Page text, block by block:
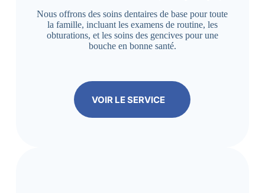
Nous offrons des soins dentaires de base pour toute
la famille, incluant les examens de routine, les
obturations, et les soins des gencives pour une
bouche en bonne santé.
VOIR LE SERVICE